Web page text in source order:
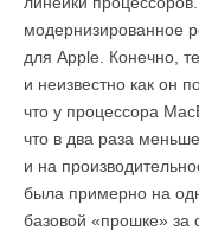
модернизированное
для Apple. Конечно,
и неизвестно как он
что у процессора
что в два раза
и на
была примерно на
базовой «прошке» за